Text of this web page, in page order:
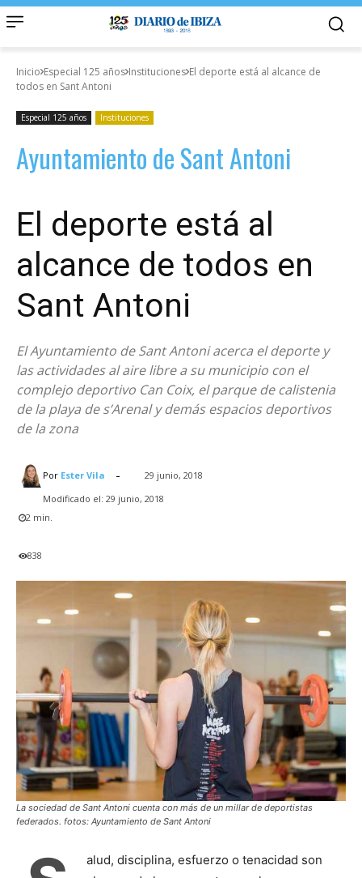
Inicio Especial 125 años Instituciones El deporte está al alcance de
todos en Sant Antoni
Especial 125 años Instituciones
Ayuntamiento de Sant Antoni
El deporte está al
alcance de todos en
Sant Antoni
El Ayuntamiento de Sant Antoni acerca el deporte y
las actividades al aire libre a su municipio con el
complejo deportivo Can Coix, el parque de calistenia
de la playa de s’Arenal y demás espacios deportivos
de la zona
Por Ester Vila -
29 junio, 2018
Modificado el: 29 junio, 2018
2 min.
838
La sociedad de Sant Antoni cuenta con más de un millar de deportistas
federados. fotos: Ayuntamiento de Sant Antoni
alud, disciplina, esfuerzo o tenacidad son